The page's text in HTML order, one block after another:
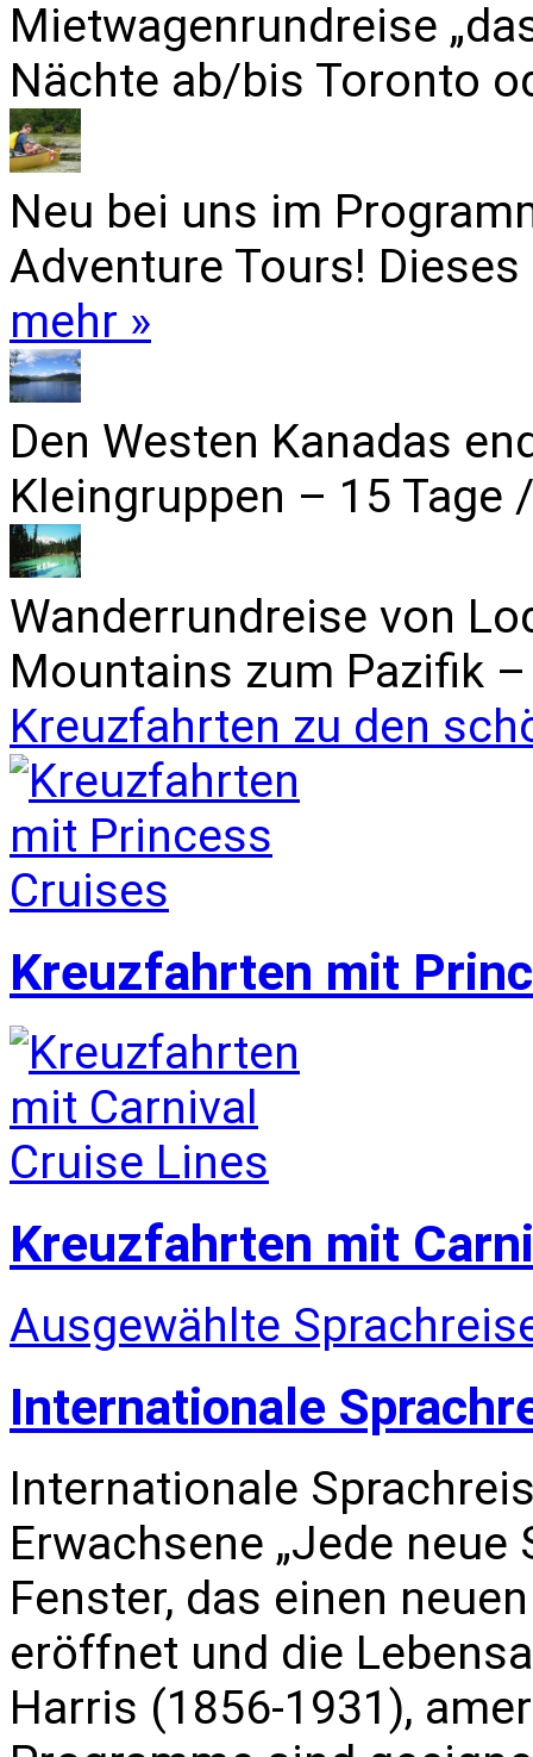
Mietwagenrundreise
Nächte ab/bis Toronto
Neu bei uns im
Adventure Tours!
mehr »
Den Westen Kanadas
Kleingruppen – 15 Tage
Wanderrundreise von
Mountains zum Pazifik
Kreuzfahrten zu den
Kreuzfahrten mit
Kreuzfahrten mit
Ausgewählte
Internationale
Internationale
Erwachsene „Jede
Fenster, das einen
eröffnet und die
Harris (1856-1931),